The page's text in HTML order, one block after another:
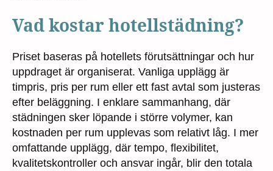
Vad kostar hotellstädning?
Priset baseras på hotellets förutsättningar och hur
uppdraget är organiserat. Vanliga upplägg är
timpris, pris per rum eller ett fast avtal som justeras
efter beläggning. I enklare sammanhang, där
städningen sker löpande i större volymer, kan
kostnaden per rum upplevas som relativt låg. I mer
omfattande upplägg, där tempo, flexibilitet,
kvalitetskontroller och ansvar ingår, blir den totala